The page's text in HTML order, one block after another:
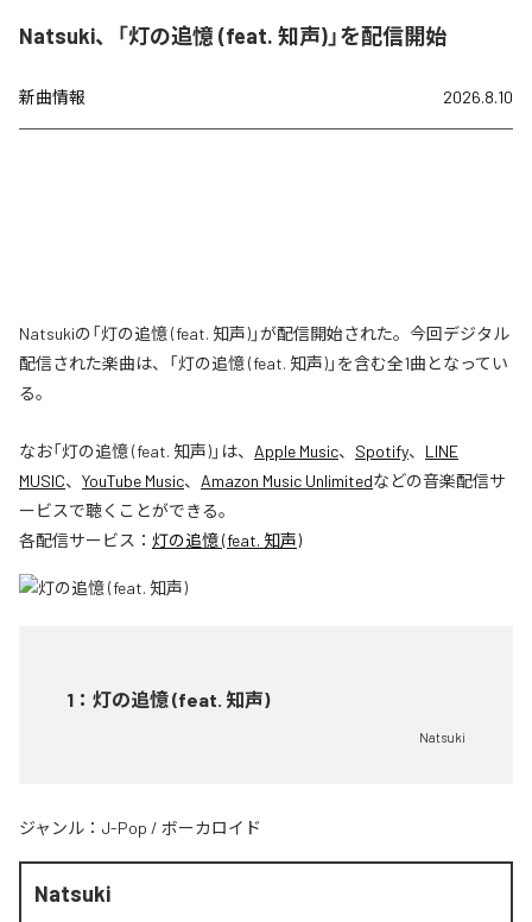
Natsuki、「灯の追憶 (feat. 知声)」を配信開始
新曲情報 2026.8.10
Natsukiの「灯の追憶 (feat. 知声)」が配信開始された。今回デジタル
配信された楽曲は、「灯の追憶 (feat. 知声)」を含む全1曲となってい
る。
なお「灯の追憶 (feat. 知声)」は、 Apple Music、 Spotify、 LINE
MUSIC、 YouTube Music、 Amazon Music Unlimitedなどの音楽配信サ
ービスで聴くことができる。
各配信サービス： 灯の追憶 (feat. 知声)
1 ： 灯の追憶 (feat. 知声)
Natsuki
ジャンル： J-Pop / ボーカロイド
Natsuki